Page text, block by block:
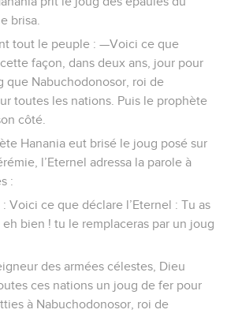
brisa.
tout le peuple : —Voici ce que
façon, dans deux ans, jour pour
que Nabuchodonosor, roi de
toutes les nations. Puis le prophète
côté.
Hanania eut brisé le joug posé sur
l’Eternel adressa la parole à
:
Voici ce que déclare l’Eternel : Tu as
bien ! tu le remplaceras par un joug
des armées célestes, Dieu
ces nations un joug de fer pour
à Nabuchodonosor, roi de